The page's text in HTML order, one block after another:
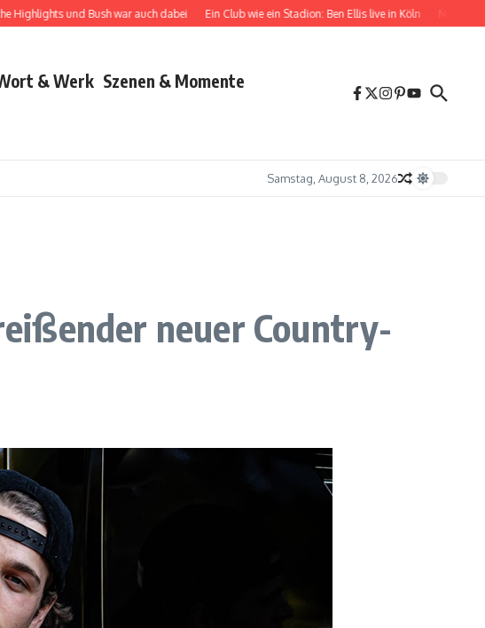
und Bush war auch dabei Ein Club wie ein Stadion: Ben Ellis live in Köln Nina Chuba
& Werk Szenen & Momente
Samstag, August 8, 2026
neuer Country-